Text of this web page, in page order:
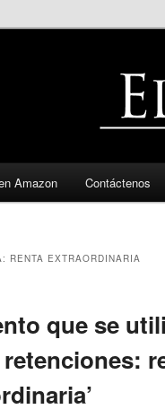
Amazon Contáctenos
RENTA EXTRAORDINARIA
que se